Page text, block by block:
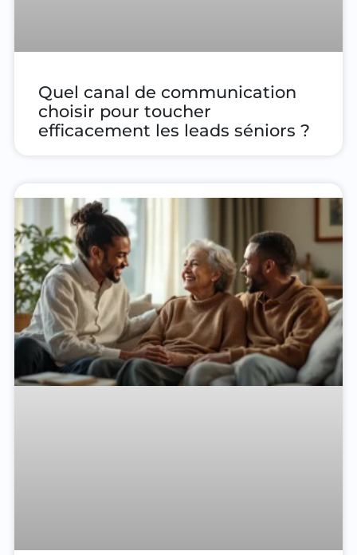
Quel canal de communication
choisir pour toucher
efficacement les leads séniors ?